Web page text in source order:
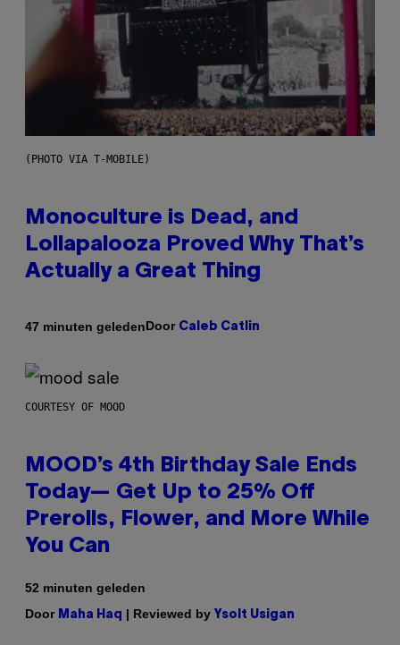
(PHOTO VIA T-MOBILE)
Monoculture is Dead, and
Lollapalooza Proved Why That’s
Actually a Great Thing
47 minuten geledenDoor Caleb Catlin
COURTESY OF MOOD
MOOD’s 4th Birthday Sale Ends
Today— Get Up to 25% Off
Prerolls, Flower, and More While
You Can
52 minuten geleden
Door Maha Haq | Reviewed by Ysolt Usigan